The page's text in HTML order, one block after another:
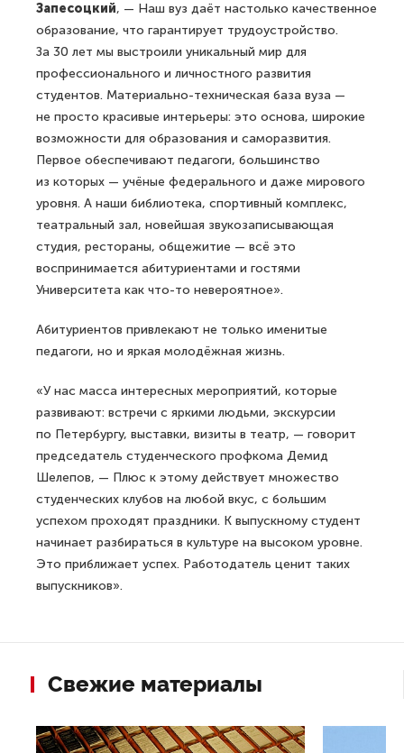
Запесоцкий, — Наш вуз даёт настолько качественное
образование, что гарантирует трудоустройство.
За 30 лет мы выстроили уникальный мир для
профессионального и личностного развития
студентов. Материально-техническая база вуза —
не просто красивые интерьеры: это основа, широкие
возможности для образования и саморазвития.
Первое обеспечивают педагоги, большинство
из которых — учёные федерального и даже мирового
уровня. А наши библиотека, спортивный комплекс,
театральный зал, новейшая звукозаписывающая
студия, рестораны, общежитие — всё это
воспринимается абитуриентами и гостями
Университета как что-то невероятное».
Абитуриентов привлекают не только именитые
педагоги, но и яркая молодёжная жизнь.
«У нас масса интересных мероприятий, которые
развивают: встречи с яркими людьми, экскурсии
по Петербургу, выставки, визиты в театр, — говорит
председатель студенческого профкома Демид
Шелепов, — Плюс к этому действует множество
студенческих клубов на любой вкус, с большим
успехом проходят праздники. К выпускному студент
начинает разбираться в культуре на высоком уровне.
Это приближает успех. Работодатель ценит таких
выпускников».
Свежие материалы